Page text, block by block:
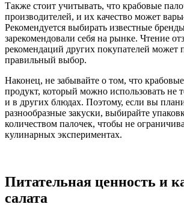
Также стоит учитывать, что крабовые
производителей, и их качество может
Рекомендуется выбирать известные
зарекомендовали себя на рынке. Чтение
рекомендаций других покупателей может
правильный выбор.
Наконец, не забывайте о том, что
продукт, который можно использовать не
и в других блюдах. Поэтому, если вы
разнообразные закуски, выбирайте
количеством палочек, чтобы не
кулинарных экспериментах.
Питательная ценность и
салата